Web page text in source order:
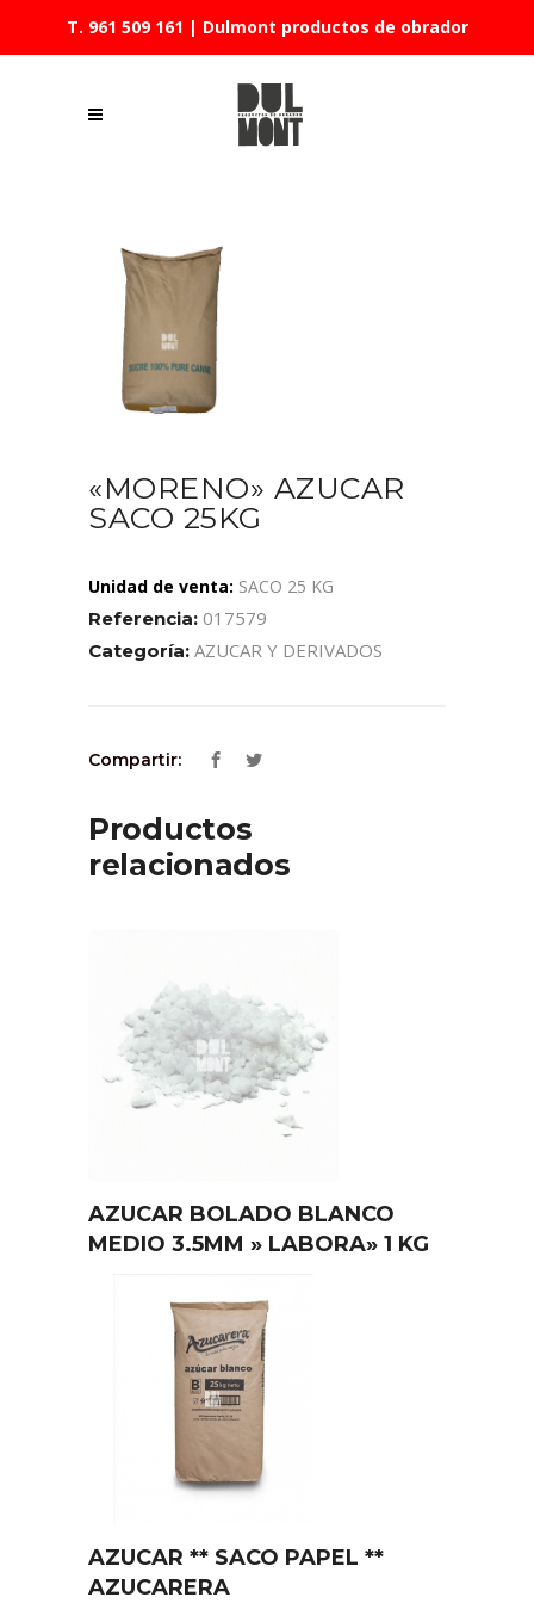
T. 961 509 161 | Dulmont productos de obrador
«MORENO» AZUCAR
SACO 25KG
Unidad de venta: SACO 25 KG
Referencia: 017579
Categoría: AZUCAR Y DERIVADOS
Compartir:
Productos
relacionados
AZUCAR BOLADO BLANCO
MEDIO 3.5MM » LABORA» 1 KG
AZUCAR ** SACO PAPEL **
AZUCARERA